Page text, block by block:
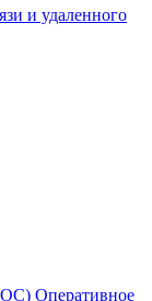
и удаленного
Оперативное